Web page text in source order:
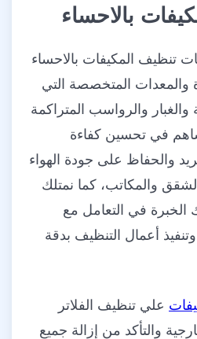
بالاحساء
تنظيف المكيفات بالاحساء
والمعدات المتخصصة التي
والغبار والرواسب المتراكمة
في تحسين كفاءة
والحفاظ على جودة الهواء
والمكاتب، كما نمتلك
في التعامل مع
أعمال التنظيف بدقة
علي تنظيف الفلاتر
والتأكد من إزالة جميع